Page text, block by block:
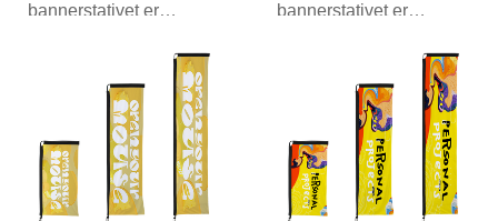
bannerstativet er
grafiske pakken...
bannerstativet er
grafiske pakken...